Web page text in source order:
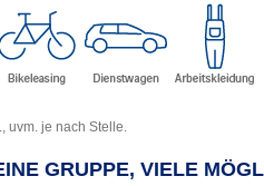
uvm. je nach Stelle.
GRUPPE, VIELE